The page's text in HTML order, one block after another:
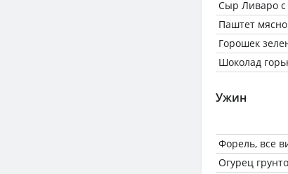
Сыр Ливаро
Паштет
Горошек
Шоколад
Ужин
Форель, все
Огурец